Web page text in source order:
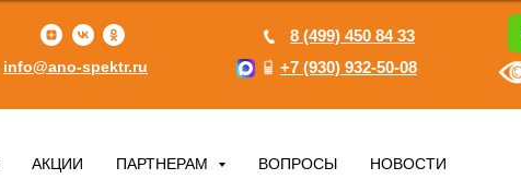
+7 (930) 932-50-08
8 (499) 450 84 33
info@ano-spektr.ru
АКЦИИ ПАРТНЕРАМ ВОПРОСЫ НОВОСТИ